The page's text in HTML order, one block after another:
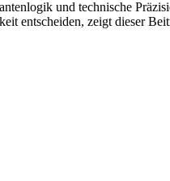
an­ten­lo­gik und tech­ni­sche
keit ent­schei­den, zeigt die­ser